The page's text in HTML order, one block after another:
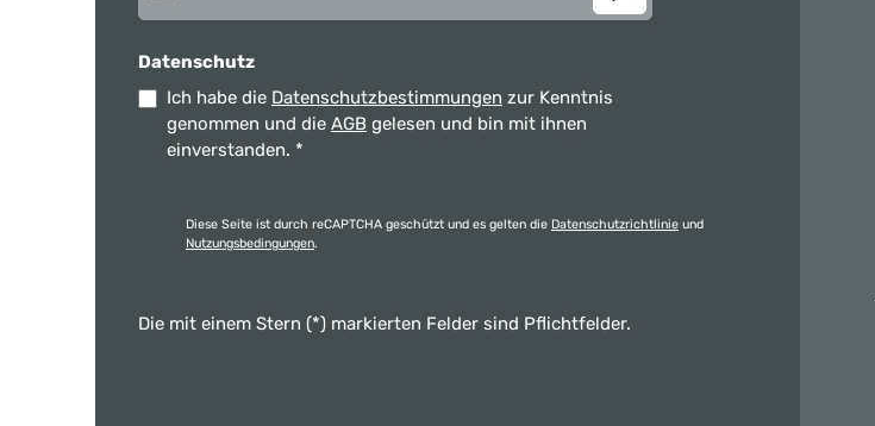
Datenschutz
Ich habe die Datenschutzbestimmungen zur Kenntnis
genommen und die AGB gelesen und bin mit ihnen
einverstanden. *
Diese Seite ist durch reCAPTCHA geschützt und es gelten die Datenschutzrichtlinie und
Nutzungsbedingungen.
Die mit einem Stern (*) markierten Felder sind Pflichtfelder.